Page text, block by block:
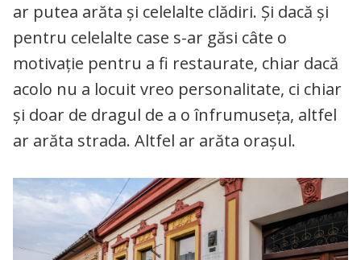
ar putea arăta și celelalte clădiri. Și dacă și
pentru celelalte case s-ar găsi câte o
motivație pentru a fi restaurate, chiar dacă
acolo nu a locuit vreo personalitate, ci chiar
și doar de dragul de a o înfrumuseța, altfel
ar arăta strada. Altfel ar arăta orașul.